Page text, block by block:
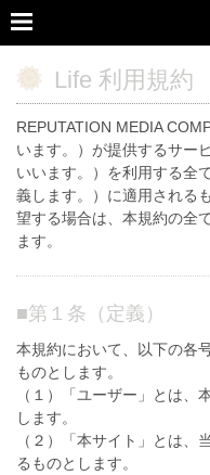
Life 利用規約
REPUTATION MEDIA
います。）が提供するサー
いいます。）を利用する全
義します。）に適用される
望する場合は、本規約の全
ます。
■第１条（定義）
本規約において、以下の各
ものとします。
（１）「ユーザー」とは、
します。
（２）「本サイト」とは、
るものとします。